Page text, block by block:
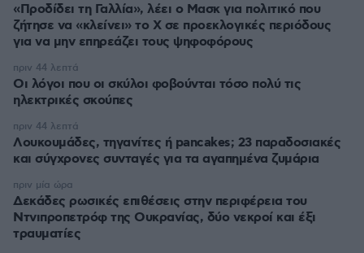
«Προδίδει τη Γαλλία», λέει ο Μασκ για πολιτικό που
ζήτησε να «κλείνει» το X σε προεκλογικές περιόδους
για να μην επηρεάζει τους ψηφοφόρους
Οι λόγοι που οι σκύλοι φοβούνται τόσο πολύ τις
ηλεκτρικές σκούπες
πριν 44 λεπτά
Λουκουμάδες, τηγανίτες ή pancakes; 23 παραδοσιακές
και σύγχρονες συνταγές για τα αγαπημένα ζυμάρια
πριν 44 λεπτά
Δεκάδες ρωσικές επιθέσεις στην περιφέρεια του
Ντνιπροπετρόφ της Ουκρανίας, δύο νεκροί και έξι
τραυματίες
πριν μία ώρα